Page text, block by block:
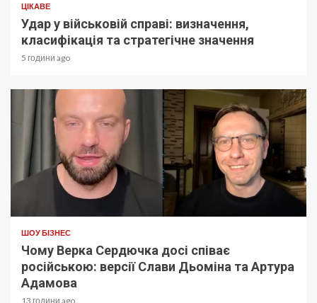
ЦІКАВЕ
Удар у військовій справі: визначення,
класифікація та стратегічне значення
5 години ago
ШОУ БІЗНЕС
Чому Верка Сердючка досі співає
російською: версії Слави Дьоміна та Артура
Адамова
13 години ago